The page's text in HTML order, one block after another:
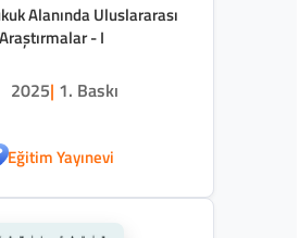
Alanında Uluslararası
Araştırmalar - I
2025| 1. Baskı
Eğitim Yayınevi